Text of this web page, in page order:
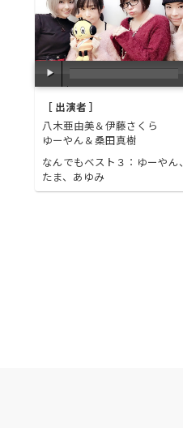
［ 出演者 ］
八木亜由美＆伊藤さくら
ゆーやん＆桑田真樹
なんでもベスト３：ゆーやん、
たま、あゆみ